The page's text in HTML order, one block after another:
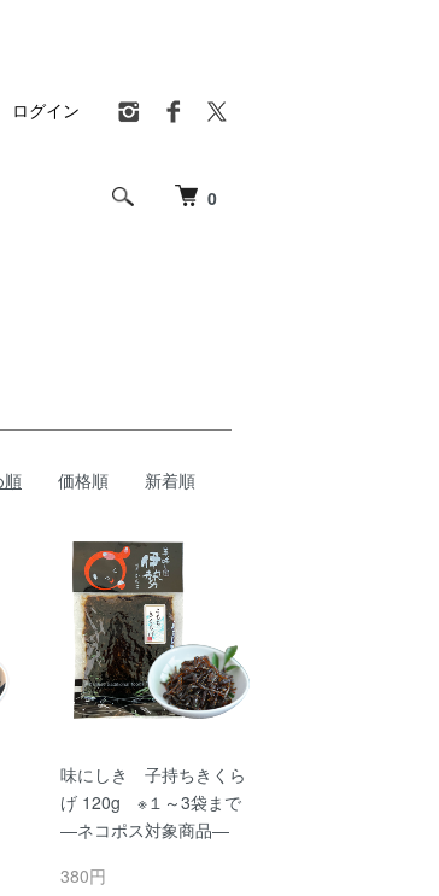
0
ログイン
順 価格順 新着順
味にしき 子持ちきくら
げ 120g ※１～3袋まで
―ネコポス対象商品―
380円